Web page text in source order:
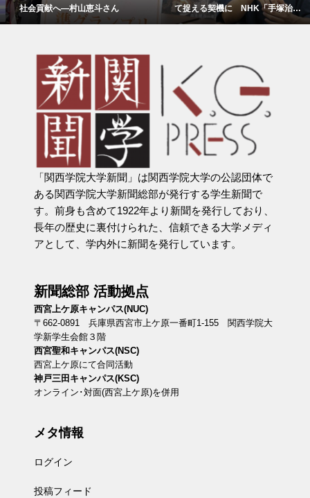
社会貢献へ―村山恵斗さん
て捉える契機に NHK「手塚治虫
の戦争」
「関西学院大学新聞」は関西学院大学の公認団体で
ある関西学院大学新聞総部が発行する学生新聞で
す。前身も含めて1922年より新聞を発行しており、
長年の歴史に裏付けられた、信頼できる大学メディ
アとして、学内外に新聞を発行しています。
新聞総部 活動拠点
西宮上ケ原キャンパス(NUC)
〒662-0891 兵庫県西宮市上ケ原一番町1-155 関西学院大
学新学生会館３階
西宮聖和キャンパス(NSC)
西宮上ケ原にて合同活動
神戸三田キャンパス(KSC)
オンライン･対面(西宮上ケ原)を併用
メタ情報
ログイン
投稿フィード